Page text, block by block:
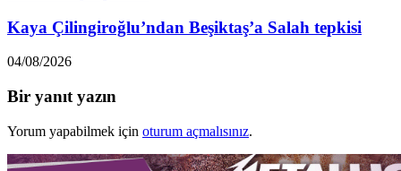
Kaya Çilingiroğlu’ndan Beşiktaş’a Salah tepkisi
04/08/2026
Bir yanıt yazın
Yorum yapabilmek için oturum açmalısınız.